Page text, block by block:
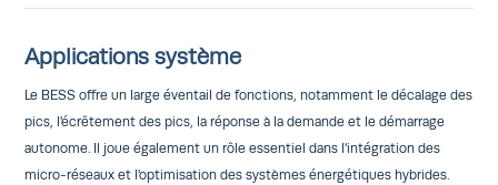
Applications système
Le BESS offre un large éventail de fonctions, notamment le décalage des
pics, l'écrêtement des pics, la réponse à la demande et le démarrage
autonome. Il joue également un rôle essentiel dans l'intégration des
micro-réseaux et l'optimisation des systèmes énergétiques hybrides.